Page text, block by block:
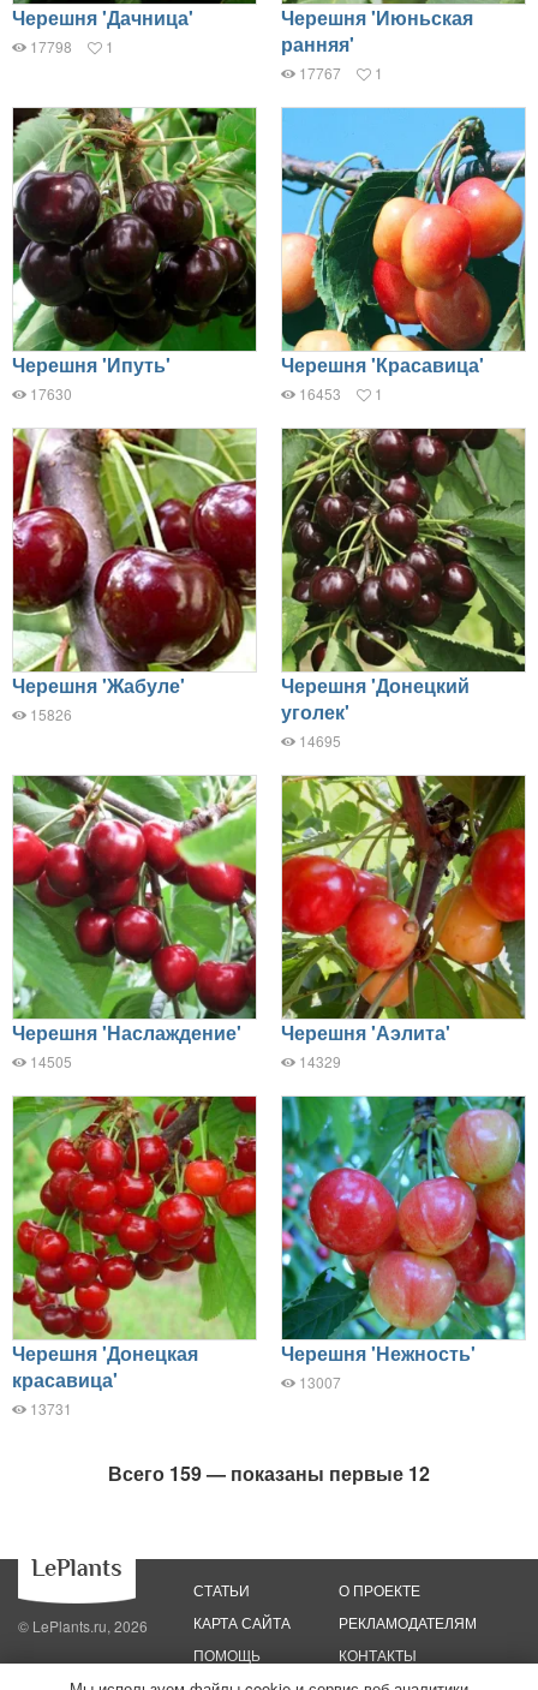
Черешня 'Дачница'
17798 1
Черешня 'Июньская
ранняя'
17767 1
Черешня 'Ипуть'
17630
Черешня 'Красавица'
16453 1
Черешня 'Жабуле'
15826
Черешня 'Донецкий
уголек'
14695
Черешня 'Наслаждение'
14505
Черешня 'Аэлита'
14329
Черешня 'Донецкая
красавица'
13731
Черешня 'Нежность'
13007
Всего 159 — показаны первые 12
© LePlants.ru, 2026
СТАТЬИ
КАРТА САЙТА
ПОМОЩЬ
О ПРОЕКТЕ
РЕКЛАМОДАТЕЛЯМ
КОНТАКТЫ